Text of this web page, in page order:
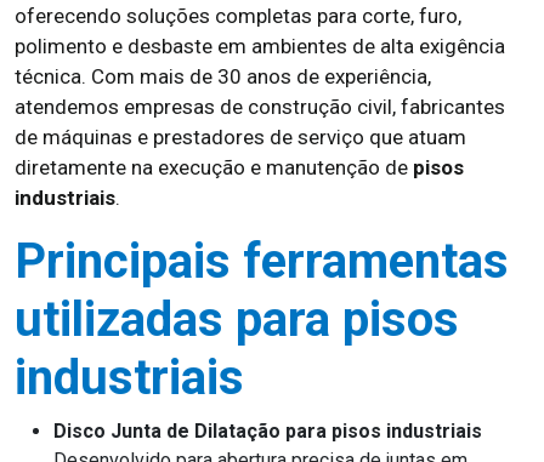
oferecendo soluções completas para corte, furo,
polimento e desbaste em ambientes de alta exigência
técnica. Com mais de 30 anos de experiência,
atendemos empresas de construção civil, fabricantes
de máquinas e prestadores de serviço que atuam
diretamente na execução e manutenção de pisos
industriais.
Principais ferramentas
utilizadas para pisos
industriais
Disco Junta de Dilatação para pisos industriais